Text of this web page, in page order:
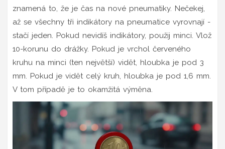
znamená to, že je čas na nové pneumatiky. Nečekej,
až se všechny tři indikátory na pneumatice vyrovnají -
stačí jeden. Pokud nevidíš indikátory, použij minci. Vlož
10-korunu do drážky. Pokud je vrchol červeného
kruhu na minci (ten největší) vidět, hloubka je pod 3
mm. Pokud je vidět celý kruh, hloubka je pod 1,6 mm.
V tom případě je to okamžitá výměna.